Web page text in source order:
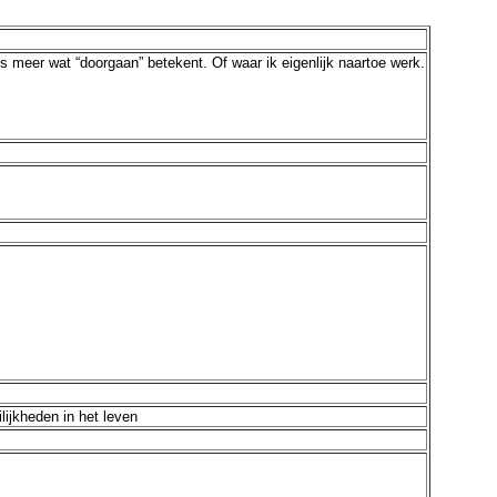
wat “doorgaan” betekent. Of waar ik eigenlijk naartoe werk.
in het leven